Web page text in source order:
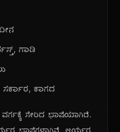
ಗಾಡಿ
ಕಾಗದ
ಸೇರಿದ ಭಾಷೆಯಾಗಿದೆ.